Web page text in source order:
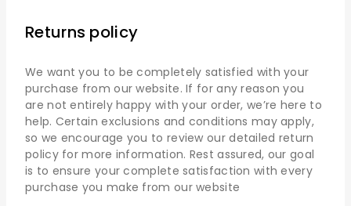
Returns policy
We want you to be completely satisfied with your
purchase from our website. If for any reason you
are not entirely happy with your order, we’re here to
help. Certain exclusions and conditions may apply,
so we encourage you to review our detailed return
policy for more information. Rest assured, our goal
is to ensure your complete satisfaction with every
purchase you make from our website